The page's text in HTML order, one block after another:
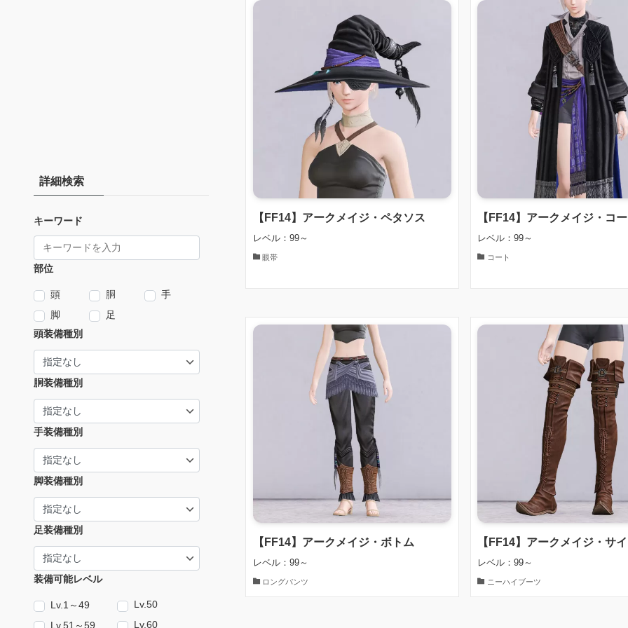
【FF14】アークメイジ・ペタソス
レベル：99～
眼帯
【FF14】アークメイジ・コ
レベル：99～
コート
【FF14】アークメイジ・ボトム
レベル：99～
ロングパンツ
【FF14】アークメイジ・サ
レベル：99～
ニーハイブーツ
詳細検索
キーワード
部位
頭 胴
手
脚
足
頭装備種別
胴装備種別
手装備種別
脚装備種別
足装備種別
装備可能レベル
Lv.1～49
Lv.50
Lv.51～59
Lv.60